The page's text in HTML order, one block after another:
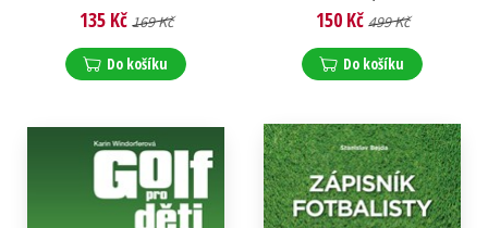
135 Kč 169 Kč
Do košíku
150 Kč 499 Kč
Do košíku